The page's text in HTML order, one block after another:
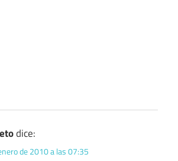
dice:
de 2010 a las 07:35